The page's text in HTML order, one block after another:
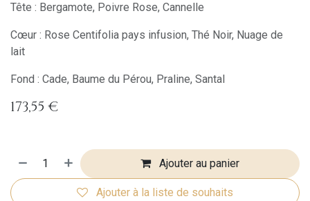
Tête : Bergamote, Poivre Rose, Cannelle
Cœur : Rose Centifolia pays infusion, Thé Noir, Nuage de
lait
Fond : Cade, Baume du Pérou, Praline, Santal
173,55 €
Ajouter au panier
Ajouter à la liste de souhaits